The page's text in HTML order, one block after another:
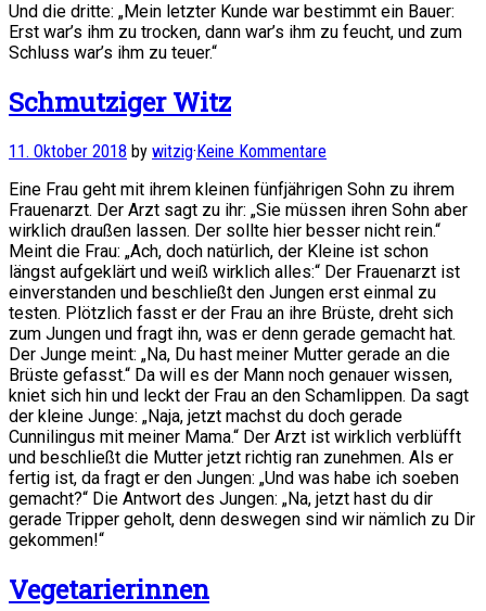
Und die dritte: „Mein letzter Kunde war bestimmt ein Bauer:
Erst war’s ihm zu trocken, dann war’s ihm zu feucht, und zum
Schluss war’s ihm zu teuer.“
Schmutziger Witz
11. Oktober 2018 by witzig·Keine Kommentare
Eine Frau geht mit ihrem kleinen fünfjährigen Sohn zu ihrem
Frauenarzt. Der Arzt sagt zu ihr: „Sie müssen ihren Sohn aber
wirklich draußen lassen. Der sollte hier besser nicht rein.“
Meint die Frau: „Ach, doch natürlich, der Kleine ist schon
längst aufgeklärt und weiß wirklich alles:“ Der Frauenarzt ist
einverstanden und beschließt den Jungen erst einmal zu
testen. Plötzlich fasst er der Frau an ihre Brüste, dreht sich
zum Jungen und fragt ihn, was er denn gerade gemacht hat.
Der Junge meint: „Na, Du hast meiner Mutter gerade an die
Brüste gefasst.“ Da will es der Mann noch genauer wissen,
kniet sich hin und leckt der Frau an den Schamlippen. Da sagt
der kleine Junge: „Naja, jetzt machst du doch gerade
Cunnilingus mit meiner Mama.“ Der Arzt ist wirklich verblüfft
und beschließt die Mutter jetzt richtig ran zunehmen. Als er
fertig ist, da fragt er den Jungen: „Und was habe ich soeben
gemacht?“ Die Antwort des Jungen: „Na, jetzt hast du dir
gerade Tripper geholt, denn deswegen sind wir nämlich zu Dir
gekommen!“
Vegetarierinnen